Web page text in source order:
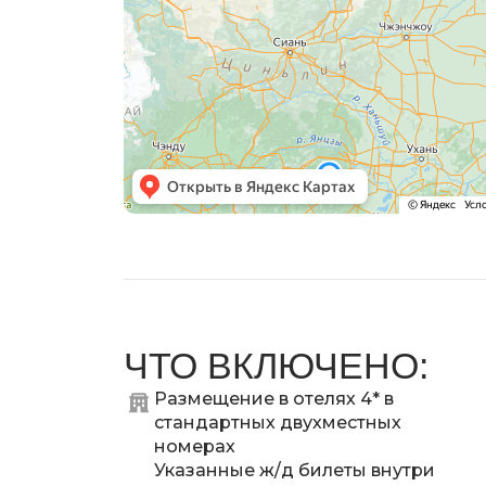
ЧТО ВКЛЮЧЕНО:
Размещение в отелях 4* в
стандартных двухместных
номерах
Указанные ж/д билеты внутри